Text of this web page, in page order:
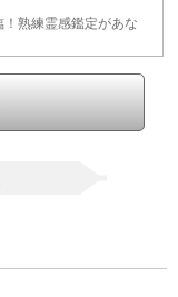
熟練霊感鑑定があな